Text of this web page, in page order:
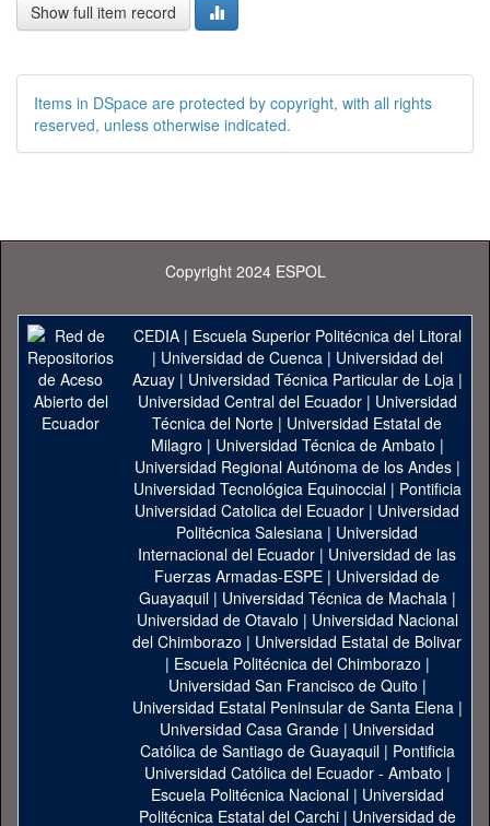
Show full item record
Items in DSpace are protected by copyright, with all rights
reserved, unless otherwise indicated.
Copyright 2024 ESPOL
CEDIA| Escuela Superior Politécnica del Litoral
| Universidad de Cuenca| Universidad del
Azuay| Universidad Técnica Particular de Loja|
Universidad Central del Ecuador| Universidad
Técnica del Norte | Universidad Estatal de
Milagro | Universidad Técnica de Ambato |
Universidad Regional Autónoma de los Andes|
Universidad Tecnológica Equinoccial| Pontificia
Universidad Catolica del Ecuador | Universidad
Politécnica Salesiana | Universidad
Internacional del Ecuador | Universidad de las
Fuerzas Armadas-ESPE | Universidad de
Guayaquil| Universidad Técnica de Machala|
Universidad de Otavalo | Universidad Nacional
del Chimborazo | Universidad Estatal de Bolivar
| Escuela Politécnica del Chimborazo |
Universidad San Francisco de Quito |
Universidad Estatal Peninsular de Santa Elena|
Universidad Casa Grande | Universidad
Católica de Santiago de Guayaquil| Pontificia
Universidad Católica del Ecuador - Ambato |
Escuela Politécnica Nacional| Universidad
Politécnica Estatal del Carchi| Universidad de